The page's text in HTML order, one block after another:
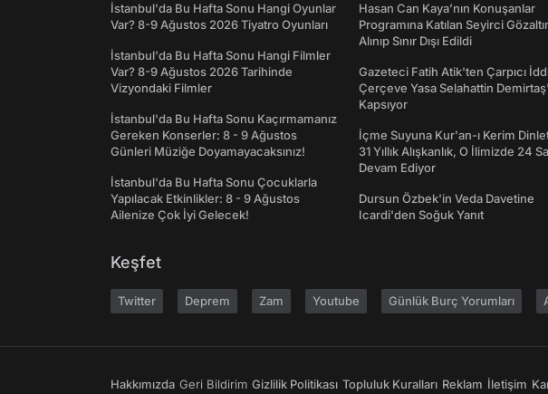
İstanbul'da Bu Hafta Sonu Hangi Oyunlar
Var? 8-9 Ağustos 2026 Tiyatro Oyunları
İstanbul'da Bu Hafta Sonu Hangi Filmler
Var? 8-9 Ağustos 2026 Tarihinde
Vizyondaki Filmler
İstanbul'da Bu Hafta Sonu Kaçırmamanız
Gereken Konserler: 8 - 9 Ağustos
Günleri Müziğe Doyamayacaksınız!
İstanbul'da Bu Hafta Sonu Çocuklarla
Yapılacak Etkinlikler: 8 - 9 Ağustos
Ailenize Çok İyi Gelecek!
Hasan Can Kaya’nın Konuşanlar
Programına Katılan Seyirci
Alınıp Sınır Dışı Edildi
Gazeteci Fatih Atik'ten Çarpıcı
Çerçeve Yasa Selahattin
Kapsıyor
İçme Suyuna Kur'an-ı Kerim
31 Yıllık Alışkanlık, O İlimizde 24
Devam Ediyor
Dursun Özbek'in Veda Davetine
Icardi'den Soğuk Yanıt
Keşfet
Twitter Deprem Zam Youtube Günlük Burç Yorumları
Hakkımızda Geri Bildirim Gizlilik Politikası Topluluk Kuralları Reklam İletişim